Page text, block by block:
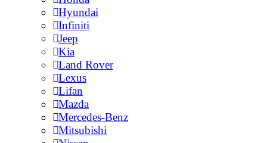
Hyundai
Infiniti
Jeep
Kia
Land Rover
Lexus
Lifan
Mazda
Mercedes-Benz
Mitsubishi